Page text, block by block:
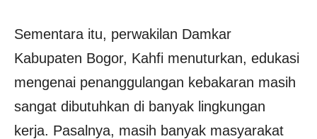
Sementara itu, perwakilan Damkar
Kabupaten Bogor, Kahfi menuturkan, edukasi
mengenai penanggulangan kebakaran masih
sangat dibutuhkan di banyak lingkungan
kerja. Pasalnya, masih banyak masyarakat